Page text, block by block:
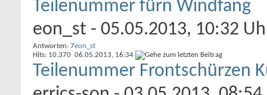
Teilenummer fürn Windfang
eon_st - 05.05.2013, 10:32
Antworten: 7
Hits: 10.370
eon_st
06.05.2013, 16:34
Teilenummer Frontschürzen